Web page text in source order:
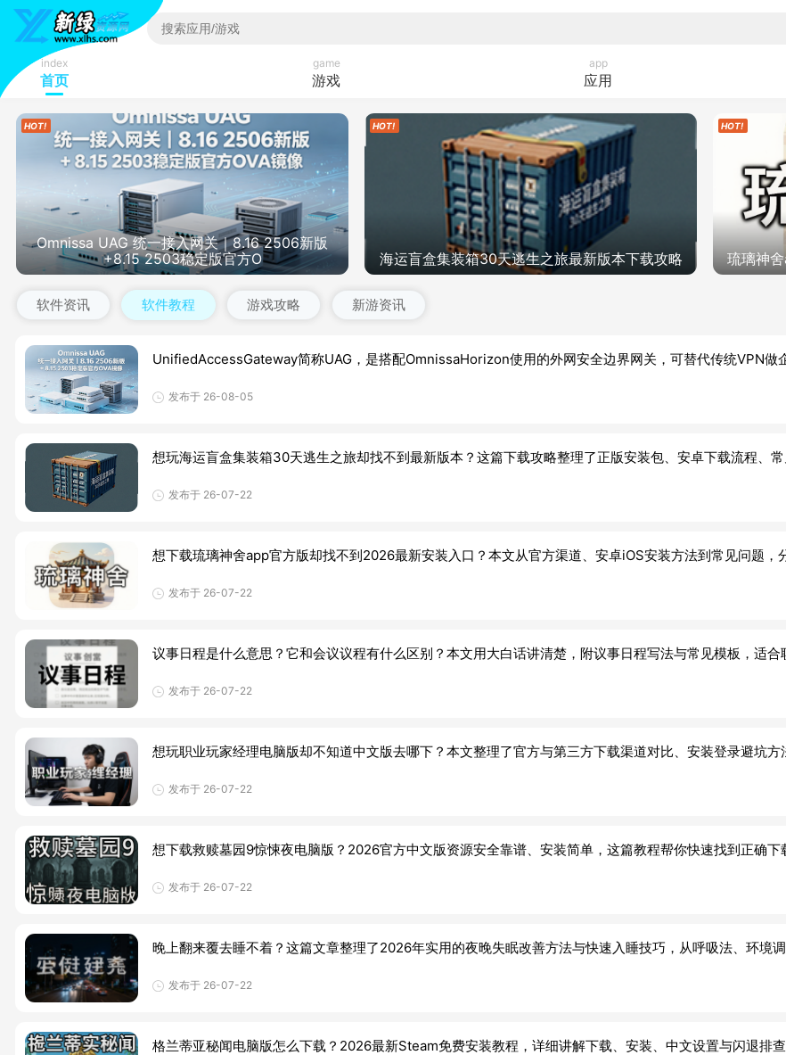
index
首页
game
游戏
app
应用
Omnissa UAG 统一接入网关｜8.16 2506新版
+8.15 2503稳定版官方O
海运盲盒集装箱30天逃生之旅最新版本下载攻略 琉璃神
软件资讯 软件教程 游戏攻略 新游资讯
UnifiedAccessGateway简称UAG，是搭配OmnissaHorizon使用的外网安全边界网关，可替代传统VPN做
发布于 26-08-05
想玩海运盲盒集装箱30天逃生之旅却找不到最新版本？这篇下载攻略整理了正版安装包、安卓下载流程、
发布于 26-07-22
想下载琉璃神舍app官方版却找不到2026最新安装入口？本文从官方渠道、安卓iOS安装方法到常见问题，
发布于 26-07-22
议事日程是什么意思？它和会议议程有什么区别？本文用大白话讲清楚，附议事日程写法与常见模板，适合
发布于 26-07-22
想玩职业玩家经理电脑版却不知道中文版去哪下？本文整理了官方与第三方下载渠道对比、安装登录避坑
发布于 26-07-22
想下载救赎墓园9惊悚夜电脑版？2026官方中文版资源安全靠谱、安装简单，这篇教程帮你快速找到正确下
发布于 26-07-22
晚上翻来覆去睡不着？这篇文章整理了2026年实用的夜晚失眠改善方法与快速入睡技巧，从呼吸法、环境
发布于 26-07-22
格兰蒂亚秘闻电脑版怎么下载？2026最新Steam免费安装教程，详细讲解下载、安装、中文设置与闪退排查